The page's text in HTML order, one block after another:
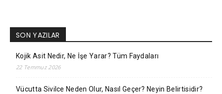
SON YAZILAR
Kojik Asit Nedir, Ne İşe Yarar? Tüm Faydaları
22 Temmuz 2026
Vücutta Sivilce Neden Olur, Nasıl Geçer? Neyin Belirtisidir?